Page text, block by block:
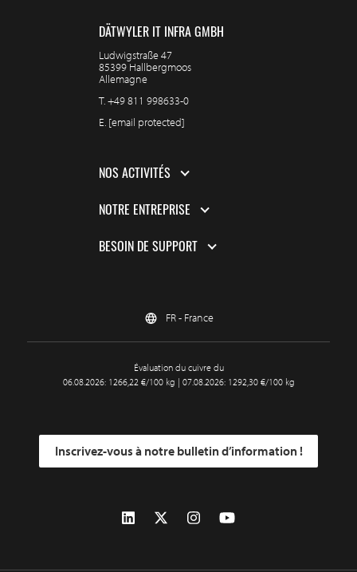
DÄTWYLER IT INFRA GMBH
Ludwigstraße 47
85399 Hallbergmoos
Allemagne
T.+49 811 998633-0
E. [email protected]
NOS ACTIVITÉS
NOTRE ENTREPRISE
BESOIN DE SUPPORT
FR - France
Évaluation du cuivre du
06.08.2026: 1266,22 €/100 kg | 07.08.2026: 1292,30 €/100 kg
Inscrivez-vous à notre bulletin d’information !